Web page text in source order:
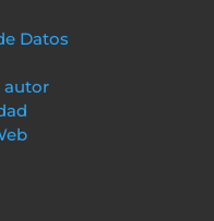
Datos
autor